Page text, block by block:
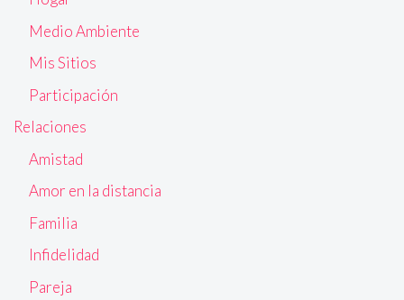
Medio Ambiente
Mis Sitios
Participación
Relaciones
Amistad
Amor en la distancia
Familia
Infidelidad
Pareja